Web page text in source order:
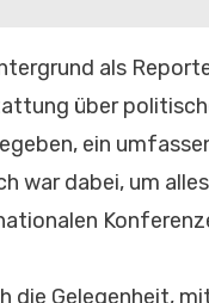
als
über
ein
war dabei, um
die Gelegenheit,